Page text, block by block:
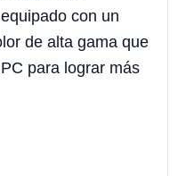
con un
de alta gama que
para lograr más